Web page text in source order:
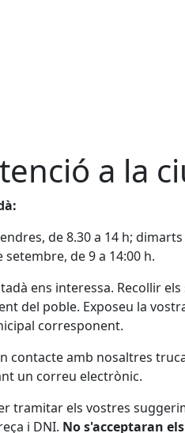
a la
de 8.30 a 14 h;
setembre, de 9 a 14:00 h.
ens interessa. Recollir
del poble. Exposeu la
corresponent.
contacte amb nosaltres
un correu electrònic.
tramitar els vostres
i DNI. No s'acceptaran